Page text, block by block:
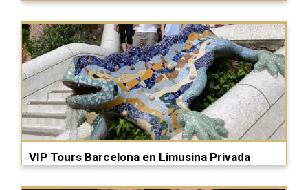
VIP Tours Barcelona en Limusina Privada